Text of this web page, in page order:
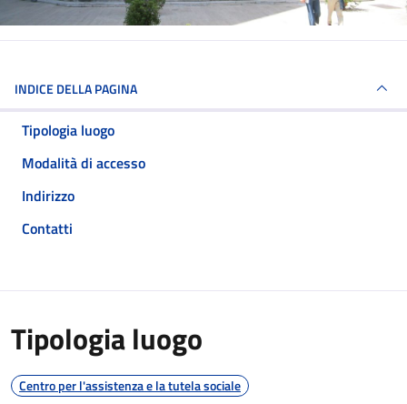
INDICE DELLA PAGINA
Tipologia luogo
Modalità di accesso
Indirizzo
Contatti
Tipologia luogo
Centro per l'assistenza e la tutela sociale